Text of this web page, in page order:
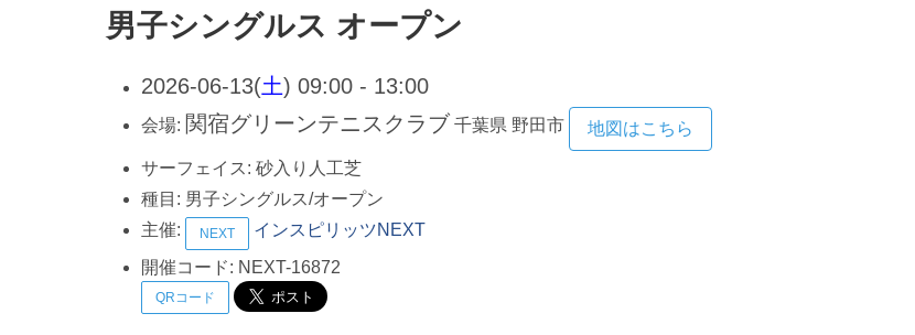
男子シングルス オープン
2026-06-13(土) 09:00 - 13:00
会場: 関宿グリーンテニスクラブ 千葉県 野田市 地図はこちら
サーフェイス: 砂入り人工芝
種目: 男子シングルス/オープン
主催:
NEXT
インスピリッツNEXT
開催コード: NEXT-16872
QRコード